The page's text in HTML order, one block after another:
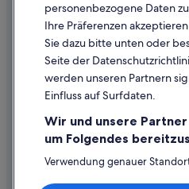
Flüge von Erzincan (ERC) nach
Flüge von Ankara (ESB) nach
Flüge von Elat (ETH) nach Wien
Flüge von Buenos Aires (EZE)
Flüge von Frankfurt (FRA) nach
Flüge von Glasgow (GLA) nach
Flüge von Seoul (GMP) nach Wien
Inhaltsrichtlinien und Melden von
Hilfe
Hilfe
Rückerstattungsprozess und
Buchen Sie einen Flug mit einer
Internationale Reisedokumente
personenbezogene Daten
Ihre Präferenzen
Sie dazu bitte unten oder
Seite der
werden unseren Partnern
Einfluss auf Surfdaten.
Wir und unsere
um Folgendes
Verwendung genauer